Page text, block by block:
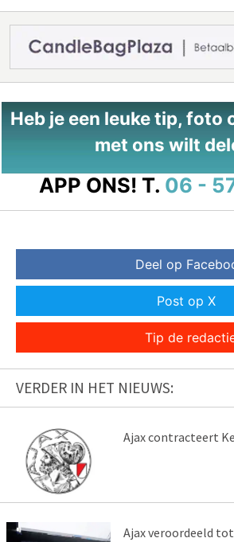
Heb je een leuke tip, foto
met ons wilt
APP ONS! T. 06 -
Deel op
Post op X
Tip de
VERDER IN HET NIEUWS:
Ajax contracteert
Ajax veroordeeld